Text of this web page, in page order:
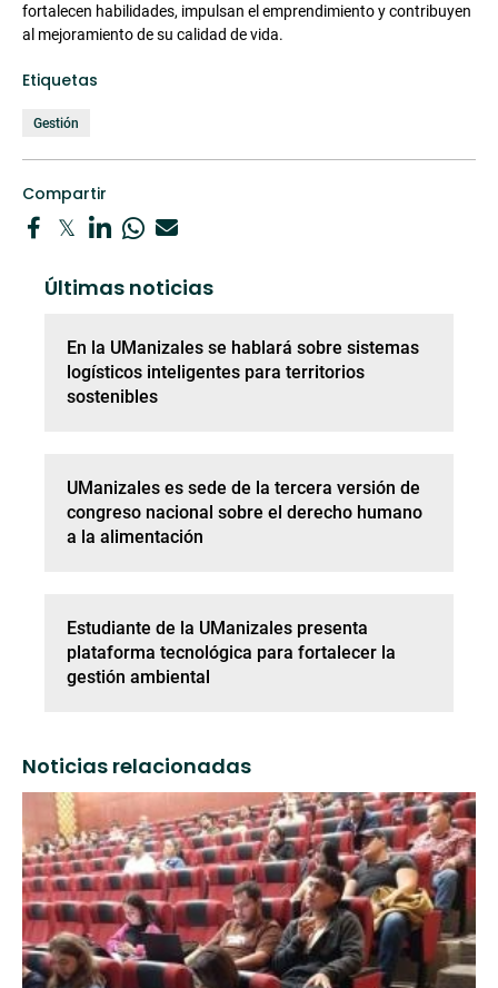
fortalecen habilidades, impulsan el emprendimiento y contribuyen
al mejoramiento de su calidad de vida.
Etiquetas
Gestión
Compartir
Últimas noticias
En la UManizales se hablará sobre sistemas
logísticos inteligentes para territorios
sostenibles
UManizales es sede de la tercera versión de
congreso nacional sobre el derecho humano
a la alimentación
Estudiante de la UManizales presenta
plataforma tecnológica para fortalecer la
gestión ambiental
Noticias relacionadas